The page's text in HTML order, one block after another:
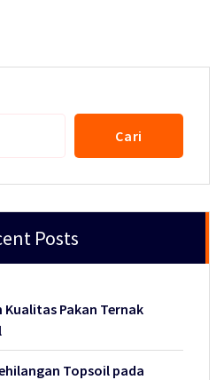
Cari
Posts
Pakan Ternak
Topsoil pada